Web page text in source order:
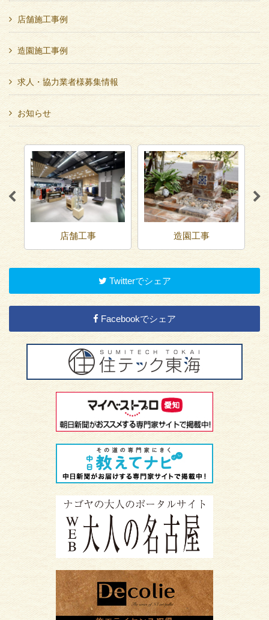
店舗施工事例
造園施工事例
求人・協力業者様募集情報
お知らせ
店舗工事 造園工事
Twitterでシェア
Facebookでシェア